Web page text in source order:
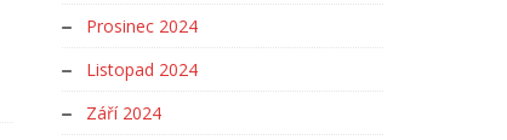
Prosinec 2024
Listopad 2024
Září 2024